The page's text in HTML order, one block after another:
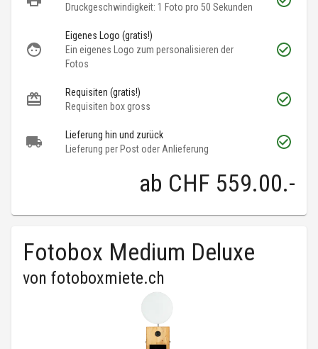
Druckgeschwindigkeit: 1 Foto pro 50 Sekunden
Eigenes Logo (gratis!)
Ein eigenes Logo zum personalisieren der
Fotos
Requisiten (gratis!)
Requisiten box gross
Lieferung hin und zurück
Lieferung per Post oder Anlieferung
ab CHF 559.00.-
Fotobox Medium Deluxe
von fotoboxmiete.ch